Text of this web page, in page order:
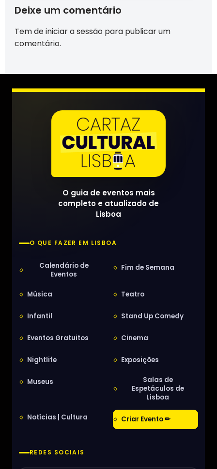
Deixe um comentário
Tem deiniciar a sessão para publicar um
comentário.
O guia de eventos mais
completo e atualizado de
Lisboa
O QUE FAZER EM LISBOA
Calendário de
Eventos
Fim de Semana
Música Teatro
Infantil Stand Up Comedy
Eventos Gratuitos Cinema
Nightlife Exposições
Museus
Salas de
Espetáculos de
Lisboa
Notícias | Cultura Criar Evento ✏
REDES SOCIAIS